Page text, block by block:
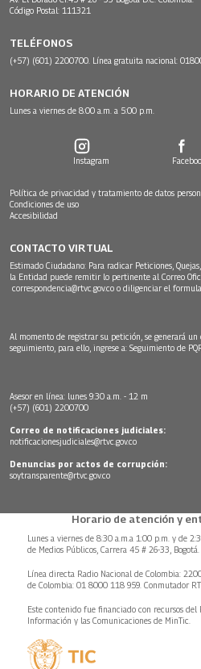
Código Postal: 111321
TELÉFONOS
(+57) (601) 2200700. Línea gratuita nacional:
HORARIO DE ATENCIÓN
Lunes a viernes de 8:00 a.m. a 5:00 p.m.
Instagram
Política de privacidad y tratamiento de datos
Condiciones de uso
Accesibilidad
CONTACTO VIRTUAL
Estimado Ciudadano: Para radicar Peticiones,
la Entidad puede remitir lo pertinente al Correo
correspondencia@rtvc.gov.co o diligenciar el
Al momento de registrar su petición, se generará
seguimiento, para ello, ingrese a: Seguimiento de
Asesor en línea: lunes 9:30 a.m. - 12 m
(+57) (601) 2200700
Correo de notificaciones judiciales:
notificacionesjudiciales@rtvc.gov.co
Denuncias por actos de corrupción:
soytransparente@rtvc.gov.co
Horario de atención y
Lunes a viernes de 8:30 a.m.a 1:00 p.m. y de
de Medios Públicos, Carrera 45 # 26-33, Bogotá.
Línea directa Radio Nacional de Colombia:
de Colombia: 01 8000 118 959. Conmutador
Este contenido fue financiado con recursos del
Información y las Comunicaciones de MinTic.